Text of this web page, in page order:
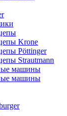
Krone
Pöttinger
Strautmann
машины
машины